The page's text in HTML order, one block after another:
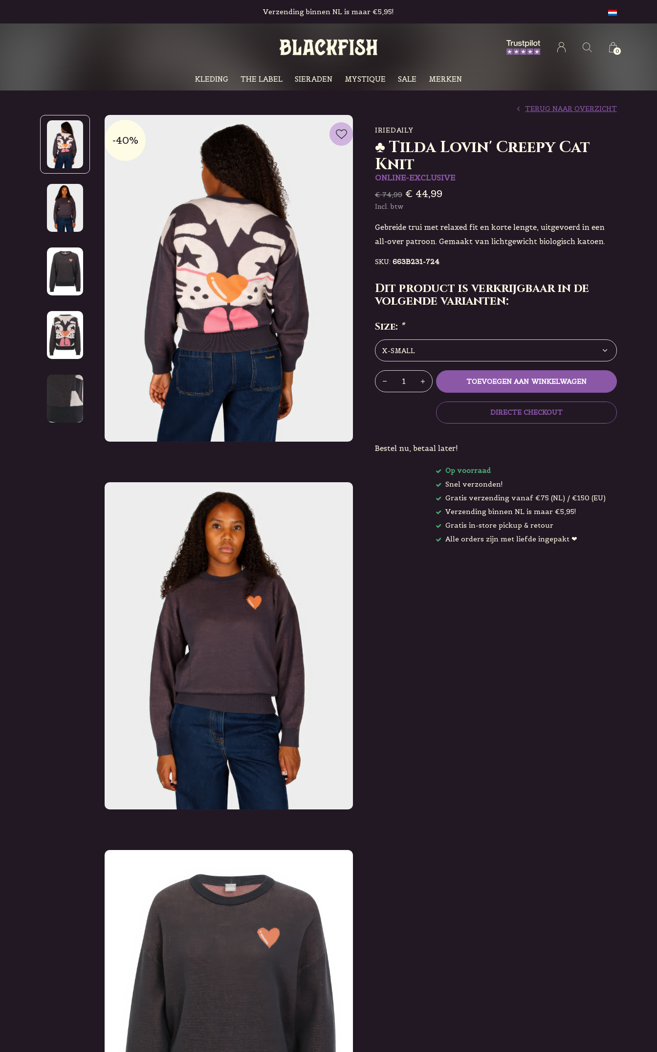
KLEDING THE LABEL SIERADEN MYSTIQUE SALE MERKEN
0
Gratis in-store pickup & retour
-40%
IRIEDAILY
♣ Tilda Lovin' Creepy Cat
Knit
ONLINE-EXCLUSIVE
TERUG NAAR OVERZICHT
€ 74,99 € 44,99
Incl. btw
Gebreide trui met relaxed fit en korte lengte, uitgevoerd in een
all-over patroon. Gemaakt van lichtgewicht biologisch katoen.
SKU: 663B231-724
Dit product is verkrijgbaar in de
volgende varianten:
Size: *
TOEVOEGEN AAN WINKELWAGEN
DIRECTE CHECKOUT
Bestel nu, betaal later!
Op voorraad
Snel verzonden!
Gratis verzending vanaf €75 (NL) / €150 (EU)
Verzending binnen NL is maar €5,95!
Gratis in-store pickup & retour
Alle orders zijn met liefde ingepakt ❤